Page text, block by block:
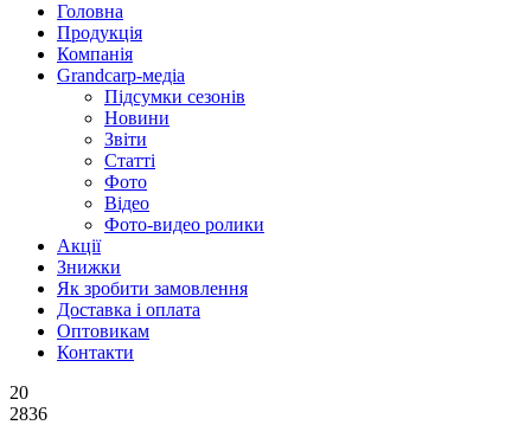
Головна
Продукція
Компанія
Grandcarp-медіа
Підсумки сезонів
Новини
Звіти
Статті
Фото
Відео
Фото-видео ролики
Акції
Знижки
Як зробити замовлення
Доставка і оплата
Оптовикам
Контакти
20
2836